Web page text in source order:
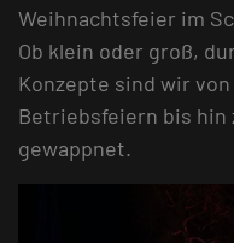
Weihnachtsfeier im
Ob klein oder groß,
Konzepte sind wir
Betriebsfeiern bis hin
gewappnet.